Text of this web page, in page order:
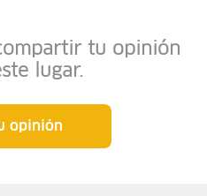
tu opinión
lugar.
opinión